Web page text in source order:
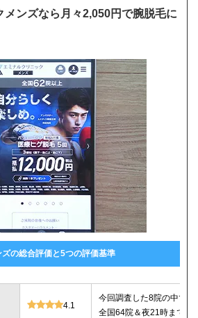
メンズなら月々2,050円で腕脱毛に
の総合評価と5つの評価基準
4.1
今回調査した8院の中で
全国64院＆夜21時までの